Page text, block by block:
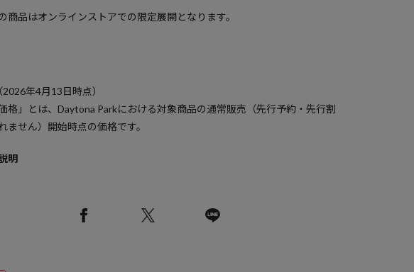
商品はオンラインストアでの限定展開となります。
2026年4月13日時点）
格」とは、Daytona Parkにおける対象商品の通常販売（先行予約・先行割
ません）開始時点の価格です。
明